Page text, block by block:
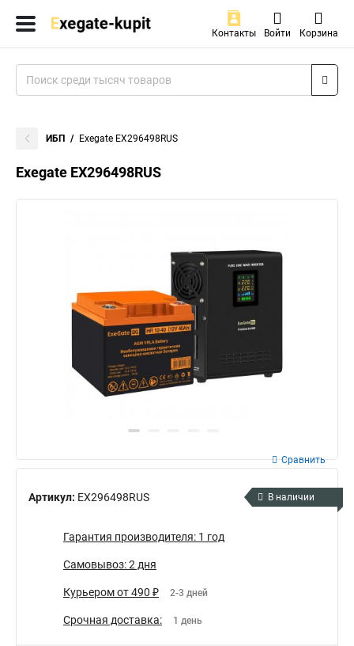
Контакты Войти Корзина
ИБП Exegate EX296498RUS
Exegate EX296498RUS
Артикул: EX296498RUS
Сравнить
В наличии
Гарантия производителя: 1 год
Самовывоз: 2 дня
Курьером от 490 ₽ 2-3 дней
Срочная доставка: 1 день